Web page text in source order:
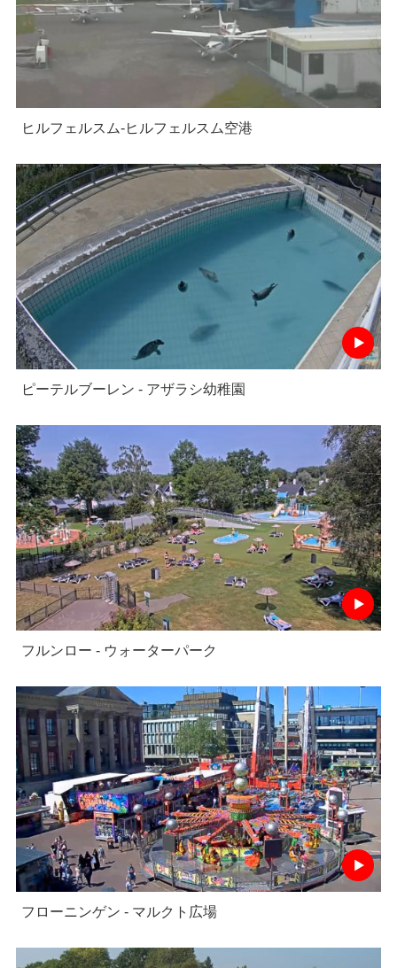
ヒルフェルスム-ヒルフェルスム空港
ピーテルブーレン - アザラシ幼稚園
フルンロー - ウォーターパーク
フローニンゲン - マルクト広場